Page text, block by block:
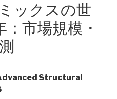
ックスの世
市場規模・
Structural